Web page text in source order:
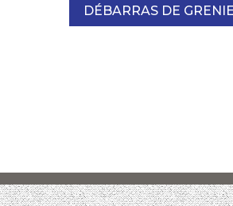
DÉBARRAS DE